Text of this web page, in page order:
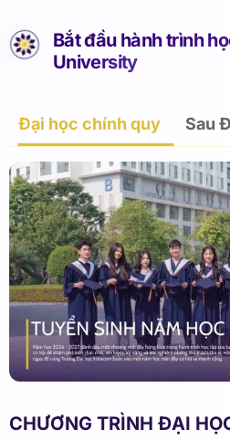
Đại học chính quy
CHƯƠNG TRÌNH ĐẠI
học Intracom kết hợp